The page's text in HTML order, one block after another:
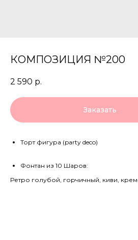
КОМПОЗИЦИЯ №200
2 590 р.
Заказать
Торт фигура (party deco)
Фонтан из 10 Шаров:
Ретро голубой, горчичный, киви,